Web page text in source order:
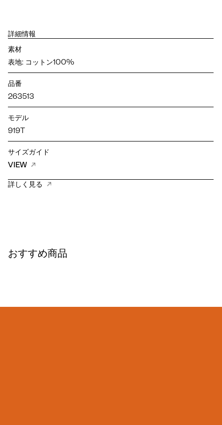
詳細情報
素材
表地: コットン100%
品番
263513
モデル
919T
サイズガイド
VIEW
詳しく見る
おすすめ商品